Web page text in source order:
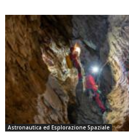
Astronautica ed Esplorazione Spaziale